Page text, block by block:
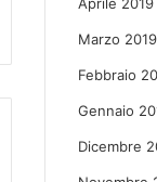
Marzo 2019
Febbraio
Gennaio
Dicembre